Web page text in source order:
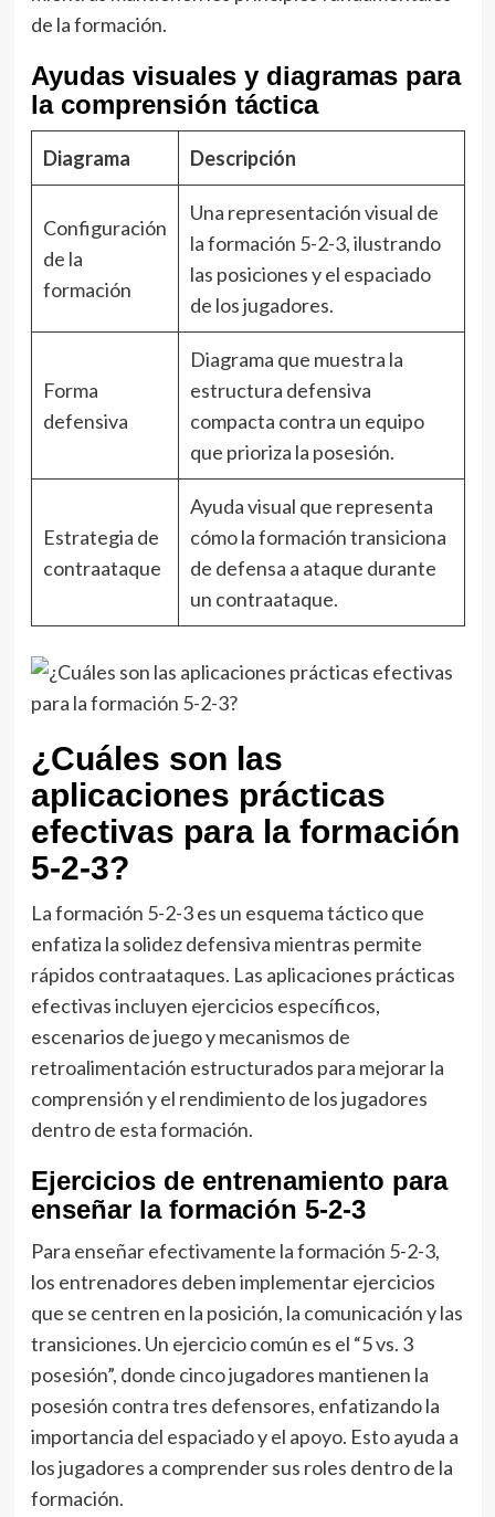
de la formación.
Ayudas visuales y diagramas para
la comprensión táctica
Diagrama Descripción
Configuración
de la
formación
Una representación visual de
la formación 5-2-3, ilustrando
las posiciones y el espaciado
de los jugadores.
Forma
defensiva
Diagrama que muestra la
estructura defensiva
compacta contra un equipo
que prioriza la posesión.
Estrategia de
contraataque
Ayuda visual que representa
cómo la formación transiciona
de defensa a ataque durante
un contraataque.
¿Cuáles son las
aplicaciones prácticas
efectivas para la formación
5-2-3?
La formación 5-2-3 es un esquema táctico que
enfatiza la solidez defensiva mientras permite
rápidos contraataques. Las aplicaciones prácticas
efectivas incluyen ejercicios específicos,
escenarios de juego y mecanismos de
retroalimentación estructurados para mejorar la
comprensión y el rendimiento de los jugadores
dentro de esta formación.
Ejercicios de entrenamiento para
enseñar la formación 5-2-3
Para enseñar efectivamente la formación 5-2-3,
los entrenadores deben implementar ejercicios
que se centren en la posición, la comunicación y las
transiciones. Un ejercicio común es el “5 vs. 3
posesión”, donde cinco jugadores mantienen la
posesión contra tres defensores, enfatizando la
importancia del espaciado y el apoyo. Esto ayuda a
los jugadores a comprender sus roles dentro de la
formación.